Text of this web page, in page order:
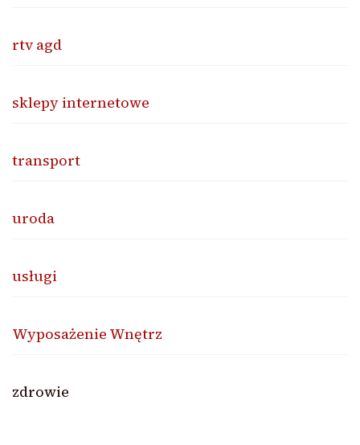
rtv agd
sklepy internetowe
transport
uroda
usługi
Wyposażenie Wnętrz
zdrowie